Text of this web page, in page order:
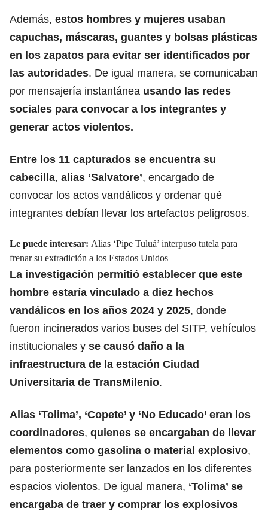
Además, estos hombres y mujeres usaban
capuchas, máscaras, guantes y bolsas plásticas
en los zapatos para evitar ser identificados por
las autoridades. De igual manera, se comunicaban
por mensajería instantánea usando las redes
sociales para convocar a los integrantes y
generar actos violentos.
Entre los 11 capturados se encuentra su
cabecilla, alias ‘Salvatore’, encargado de
convocar los actos vandálicos y ordenar qué
integrantes debían llevar los artefactos peligrosos.
Le puede interesar: Alias ‘Pipe Tuluá’ interpuso tutela para
frenar su extradición a los Estados Unidos
La investigación permitió establecer que este
hombre estaría vinculado a diez hechos
vandálicos en los años 2024 y 2025, donde
fueron incinerados varios buses del SITP, vehículos
institucionales y se causó daño a la
infraestructura de la estación Ciudad
Universitaria de TransMilenio.
Alias ‘Tolima’, ‘Copete’ y ‘No Educado’ eran los
coordinadores, quienes se encargaban de llevar
elementos como gasolina o material explosivo,
para posteriormente ser lanzados en los diferentes
espacios violentos. De igual manera, ‘Tolima’ se
encargaba de traer y comprar los explosivos